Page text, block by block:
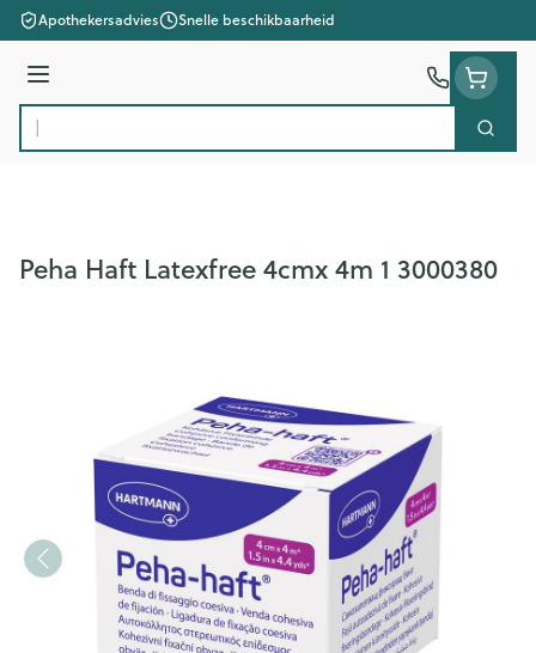
Ga naar de inhoud
Apothekersadvies Snelle beschikbaarheid
Menu
Product, merk, categorie...
Zoek
Peha Haft Latexfree 4cmx 4m 1 3000380